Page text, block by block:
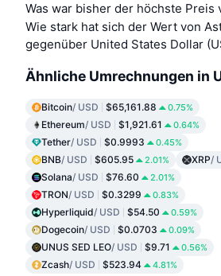
Was war bisher der höchste Preis
Wie stark hat sich der Wert von
gegenüber United States Dollar
Ähnliche Umrechnungen in
Bitcoin/ USD $65,161.88 0.75%
Ethereum/ USD $1,921.61 0.64%
Tether/ USD $0.9993 0.45%
BNB/ USD $605.95 2.01% XRP/
Solana/ USD $76.60 2.01%
TRON/ USD $0.3299 0.83%
Hyperliquid/ USD $54.50 0.59%
Dogecoin/ USD $0.0703 0.09%
UNUS SED LEO/ USD $9.71 0.56%
Zcash/ USD $523.94 4.81%